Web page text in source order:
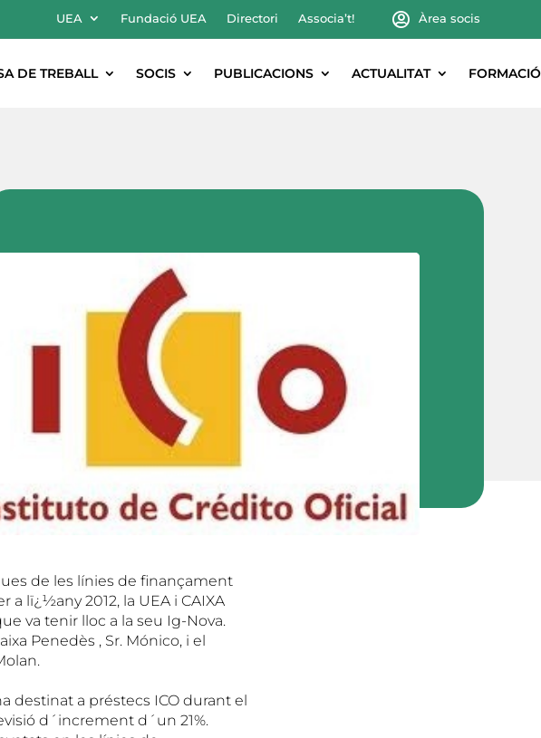
UEA Fundació UEA Directori Associa’t! Àrea socis
DE TREBALL SOCIS PUBLICACIONS ACTUALITAT FORMACIÓ
de les línies de finançament
lï¿½any 2012, la UEA i CAIXA
va tenir lloc a la seu Ig-Nova.
Penedès , Sr. Mónico, i el
destinat a préstecs ICO durant el
d´increment d´un 21%.